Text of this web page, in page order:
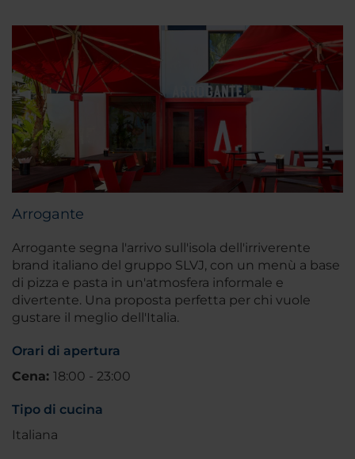
Arrogante
Arrogante segna l'arrivo sull'isola dell'irriverente
brand italiano del gruppo SLVJ, con un menù a base
di pizza e pasta in un'atmosfera informale e
divertente. Una proposta perfetta per chi vuole
gustare il meglio dell'Italia.
Orari di apertura
Cena: 18:00 - 23:00
Tipo di cucina
Italiana